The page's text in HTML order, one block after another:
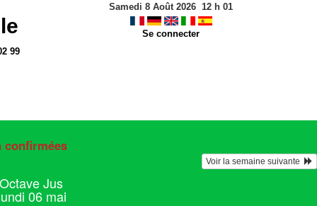
99
Samedi 8 Août 2026 12 h 01
Se connecter
confirmées
Voir la semaine suivante
Jus
06 mai